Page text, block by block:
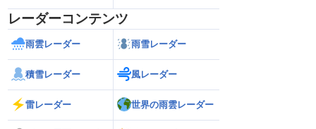
レーダーコンテンツ
雨雲レーダー 雨雪レーダー
積雪レーダー 風レーダー
雷レーダー 世界の雨雲レーダー